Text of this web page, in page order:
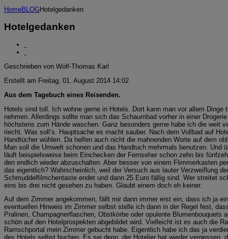
HomeBLOG Hotelgedanken
Hotelgedanken
Geschrieben von Wolf-Thomas Karl
Erstellt am Freitag, 01. August 2014 14:02
Aus dem Tagebuch eines Reisenden.
Hotels sind toll. Ich wohne gerne in Hotels. Dort kann man vor allem
nehmen. Allerdings sollte man sich das Schaumbad vorher in einer
höchstens zum Hände waschen. Ganz besonders gerne habe ich die weit
riecht. Was soll’s. Hauptsache es macht sauber. Nach dem Vollbad auf
Handtücher wühlen. Da helfen auch nicht die mahnenden Worte auf dem
Man soll die Umwelt schonen und das Handtuch mehrmals benutzen. Und
läuft beispielsweise beim Einchecken der Fernseher schon zehn bis
den endlich wieder abzuschalten. Aber besser von einem Flimmerkasten
das eigentlich? Wahrscheinlich, weil der Versuch aus lauter Verzweiflung
Schmuddelfilmchentaste endet und dann 25 Euro fällig sind. Wer streitet
eins bis drei nicht gesehen zu haben. Glaubt einem doch eh keiner.
Auf dem Zimmer angekommen, fällt mir dann immer erst ein, dass ich ja
eventuellen Hinweis im Zimmer selbst stelle ich dann in der Regel fest,
Pralinen, Champagnerflaschen, Obstkörbe oder opulente
schön auf den Hotelprospekten abgebildet wird. Vielleicht ist es auch die
Ramschportal mein Zimmer gebucht habe. Eigentlich habe ich das ja
des Hotels selbst buchen. Es sei denn, der Hotelier hat wieder vergessen,